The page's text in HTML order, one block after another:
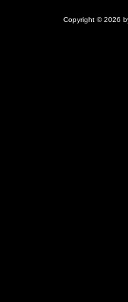
Copyright © 2026